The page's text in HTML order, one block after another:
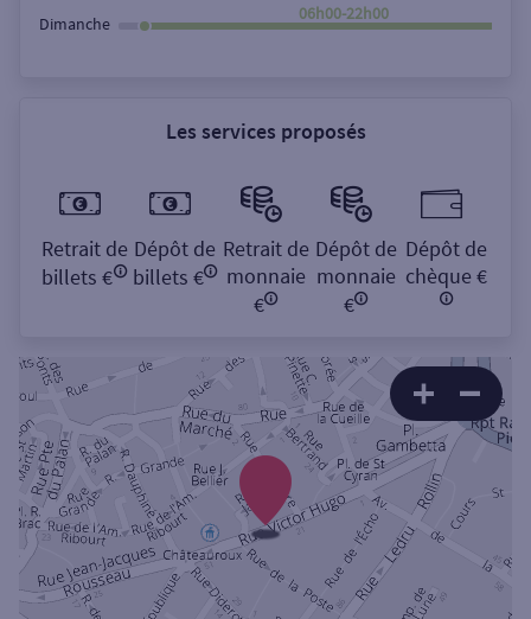
Dimanche
06h00-22h00
Les services proposés
Retrait de
billets €
Dépôt de
billets €
Retrait de
monnaie
€
Dépôt de
monnaie
€
Dépôt de
chèque €